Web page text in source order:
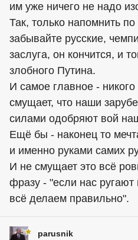
им уже ничего не надо
Так, только напомнить
забывайте русские,
заслуга, он кончится, и
злобного Путина.
И самое главное -
смущает, что наши
силами одобряют вой
Ещё бы - наконец то
и именно руками самих
И не смущает это всё
фразу - "если нас
всё делаем правильно".
parusnik